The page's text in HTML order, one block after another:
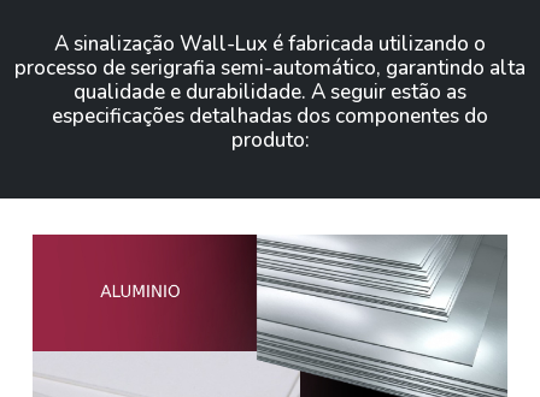
A sinalização Wall-Lux é fabricada utilizando o
processo de serigrafia semi-automático, garantindo alta
qualidade e durabilidade. A seguir estão as
especificações detalhadas dos componentes do
produto: